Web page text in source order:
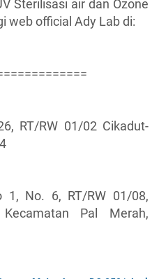
Sterilisasi air dan Ozone
web official Ady Lab di:
RT/RW 01/02 Cikadut-
1, No. 6, RT/RW 01/08,
Pal Merah,